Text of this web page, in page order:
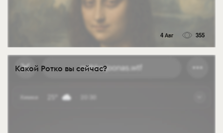
4 Авг 355
Какой Ротко вы сейчас?